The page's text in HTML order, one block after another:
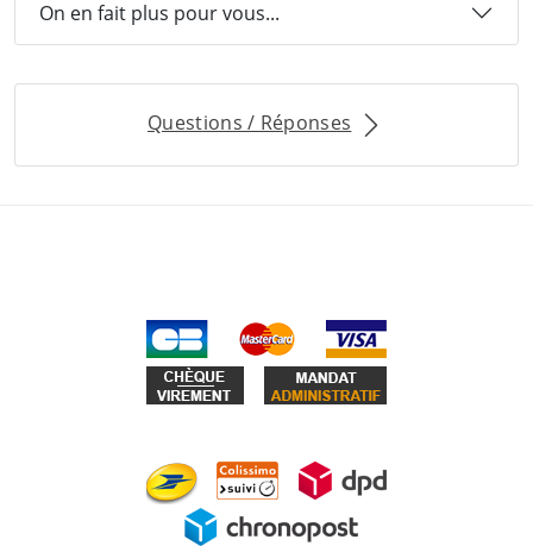
On en fait plus pour vous...
Questions / Réponses